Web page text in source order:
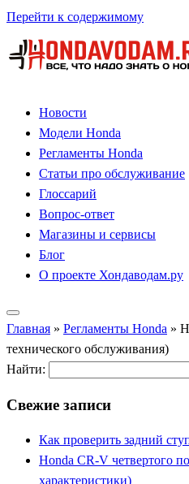
Перейти к содержимому
Новости
Модели Honda
Регламенты Honda
Статьи про обслуживание
Глоссарий
Вопрос-ответ
Магазины и сервисы
Блог
О проекте Хондаводам.ру
Главная » Регламенты Honda »
технического обслуживания)
Найти:
Свежие записи
Как проверить задний
Honda CR-V четвертого
характеристики)